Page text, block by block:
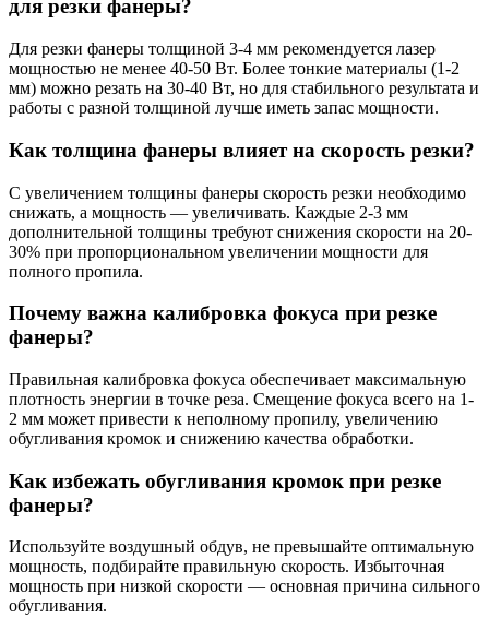
для резки фанеры?
Для резки фанеры толщиной 3-4 мм рекомендуется лазер
мощностью не менее 40-50 Вт. Более тонкие материалы (1-2
мм) можно резать на 30-40 Вт, но для стабильного результата и
работы с разной толщиной лучше иметь запас мощности.
Как толщина фанеры влияет на скорость резки?
С увеличением толщины фанеры скорость резки необходимо
снижать, а мощность — увеличивать. Каждые 2-3 мм
дополнительной толщины требуют снижения скорости на 20-
30% при пропорциональном увеличении мощности для
полного пропила.
Почему важна калибровка фокуса при резке
фанеры?
Правильная калибровка фокуса обеспечивает максимальную
плотность энергии в точке реза. Смещение фокуса всего на 1-
2 мм может привести к неполному пропилу, увеличению
обугливания кромок и снижению качества обработки.
Как избежать обугливания кромок при резке
фанеры?
Используйте воздушный обдув, не превышайте оптимальную
мощность, подбирайте правильную скорость. Избыточная
мощность при низкой скорости — основная причина сильного
обугливания.